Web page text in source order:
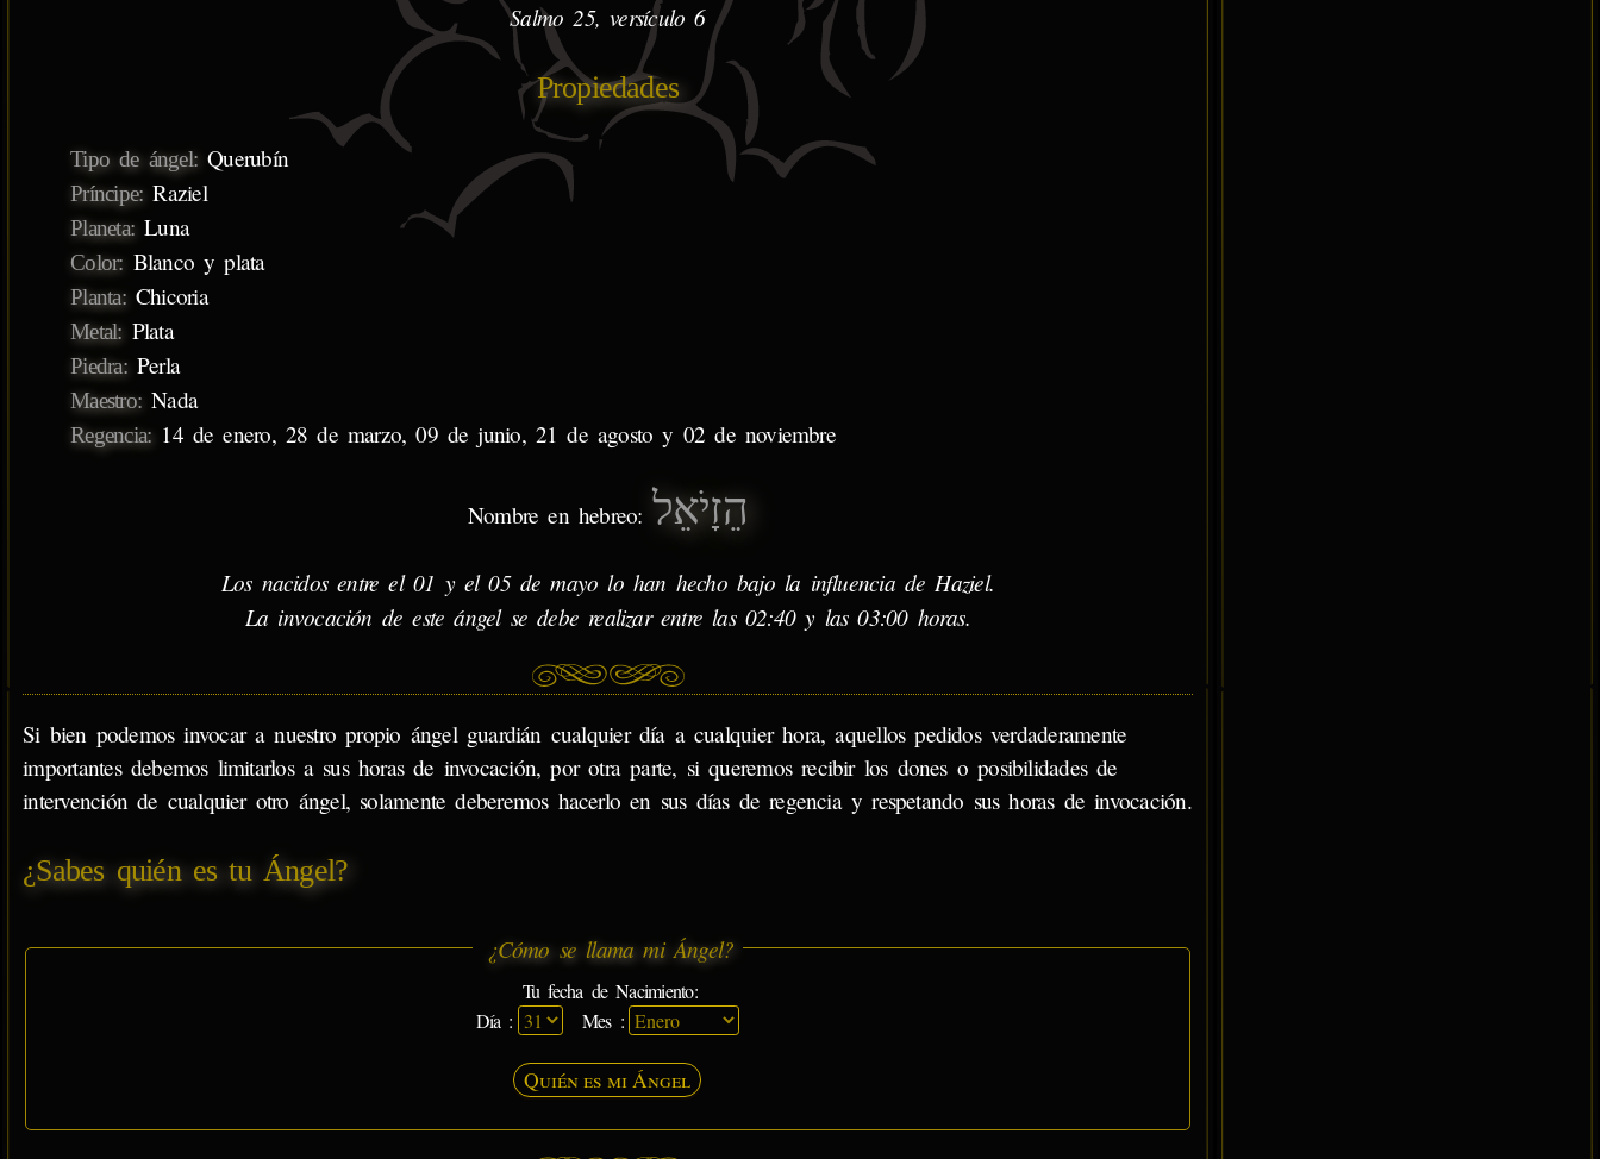
Salmo 25, versículo 6
Propiedades
Tipo de ángel: Querubín
Príncipe: Raziel
Planeta: Luna
Color: Blanco y plata
Planta:Chicoria
Metal: Plata
Piedra:Perla
Maestro: Nada
Regencia: 14 de enero, 28 de marzo, 09 de junio, 21 de agosto y 02 de noviembre
Nombre en hebreo: הֵזָיֹאֵל
Los nacidos entre el 01 y el 05 de mayo lo han hecho bajo la influencia de Haziel.
La invocación de este ángel se debe realizar entre las 02:40 y las 03:00 horas.
Si bien podemos invocar a nuestro propio ángel guardián cualquier día a cualquier hora, aquellos pedidos verdaderamente
importantes debemos limitarlos a sus horas de invocación, por otra parte, si queremos recibir los dones o posibilidades de
intervención de cualquier otro ángel, solamente deberemos hacerlo en sus días de regencia y respetando sus horas de invocación.
¿Sabes quién es tu Ángel?
¿Cómo se llama mi Ángel?
Tu fecha de Nacimiento:
Día :
Mes :
Quién es mi Ángel